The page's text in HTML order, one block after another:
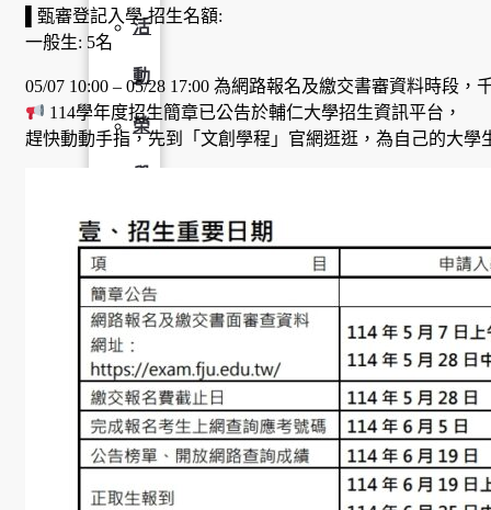
活
動
榮
榜
獎
助
學
金
學程簡
介
▌甄審登記入學-招生名額:
一般生: 5名
05/07 10:00 – 05/28 17:00 為網路報名及繳交書審資料時段，
114學年度招生簡章已公告於輔仁大學招生資訊平台，
趕快動動手指，先到「文創學程」官網逛逛，為自己的大學